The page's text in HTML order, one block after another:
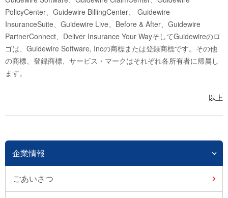
PolicyCenter、Guidewire BillingCenter、 Guidewire
InsuranceSuite、Guidewire Live、Before & After、Guidewire
PartnerConnect、Deliver Insurance Your WayそしてGuidewireのロ
ゴは、Guidewire Software, Incの商標または登録商標です。その他
の商標、登録商標、サービス・マークはそれぞれ各所有者に帰属し
ます。
以上
企業情報
ごあいさつ